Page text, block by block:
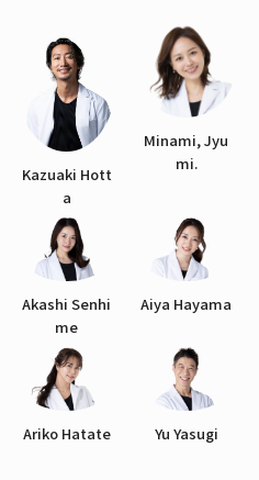
Kazuaki Hott
a
Minami, Jyu
mi.
Akashi Senhi
me
Aiya Hayama
Ariko Hatate Yu Yasugi